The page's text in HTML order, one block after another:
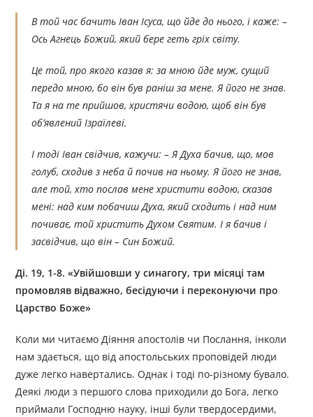
В той час бачить Іван Ісуса, що йде до нього, і каже: –
Ось Агнець Божий, який бере геть гріх світу.
Це той, про якого казав я: за мною йде муж, сущий
передо мною, бо він був раніш за мене. Я його не знав.
Та я на те прийшов, христячи водою, щоб він був
об’явлений Ізраїлеві.
І тоді Іван свідчив, кажучи: – Я Духа бачив, що, мов
голуб, сходив з неба й почив на ньому. Я його не знав,
але той, хто послав мене христити водою, сказав
мені: над ким побачиш Духа, який сходить і над ним
почиває, той христить Духом Святим. І я бачив і
засвідчив, що він – Син Божий.
Ді. 19, 1-8. «Увійшовши у синагогу, три місяці там
промовляв відважно, бесідуючи і переконуючи про
Царство Боже»
Коли ми читаємо Діяння апостолів чи Послання, інколи
нам здається, що від апостольських проповідей люди
дуже легко навертались. Однак і тоді по-різному бувало.
Деякі люди з першого слова приходили до Бога, легко
приймали Господню науку, інші були твердосердими,